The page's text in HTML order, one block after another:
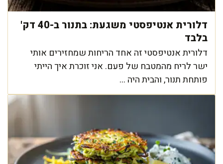
דלורית אנטיפסטי משגעת: בתנור ב-40 דק'
בלבד
דלורית אנטיפסטי זה אחד הריחות שמחזירים אותי
ישר לריח מהמטבח של פעם. אני זוכרת איך הייתי
פותחת תנור, והבית היה ...